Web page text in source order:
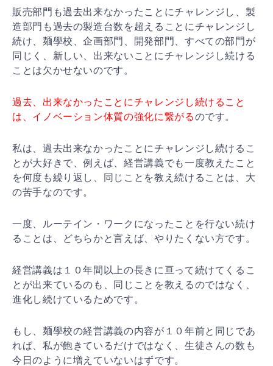
販売部門も過去出来なかったことにチャレンジし、製
造部門も過去の製造台数を超えることにチャレンジし
続け、麺學校、企画部門、開発部門、すべての部門が
同じく、新しい、出来ないことにチャレンジし続ける
ことは欠かせないのです。
過去、出来なかったことにチャレンジし続けること
は、イノベーション体質の強化に繋がるのです。
私は、過去出来なかったことにチャレンジし続けるこ
とが大好きで、例えば、経営講義でも一度教えたこと
を何度も繰り返し、同じことを教え続けることは、大
の苦手なのです。
一度、ルーテイン・ワークになったことを行ない続け
ることは、どちらかと言えば、やりたくない方です。
経営講義は１０年間以上の長きに亘って続けてくるこ
とが出来ているのも、同じことを教えるのではなく、
進化し続けているためです。
もし、麺學校の経営講義の内容が１０年前と同じであ
れば、私が飽きているだけではなく、生徒さんの数も
今日のように増えていないはずです。